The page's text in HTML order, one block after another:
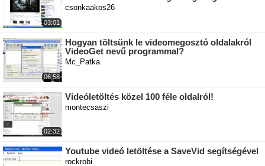
03:01
csonkaakos26
06:58
Hogyan töltsünk le videomegosztó oldalakról
VideoGet nevű programmal?
Mc_Patka
02:32
Videóletöltés közel 100 féle oldalról!
montecsaszi
Youtube videó letöltése a SaveVid segítségével
rockrobi